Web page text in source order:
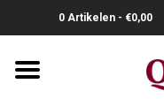
0 Artikelen - €0,00